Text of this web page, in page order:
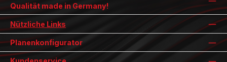
Qualität made in Germany!
Nützliche Links
Planenkonfigurator